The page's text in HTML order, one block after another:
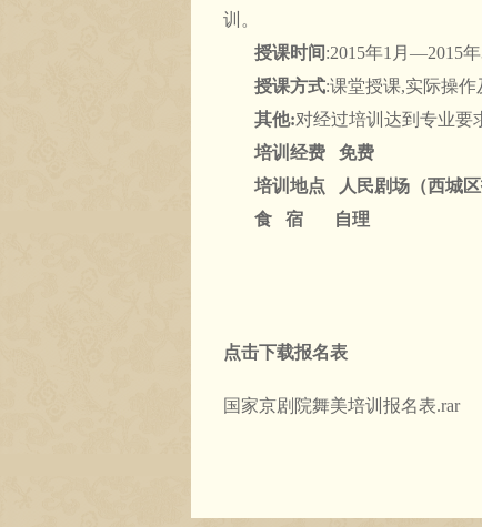
训。
授课时间:2015年1月—2015年
授课方式:课堂授课,实际操作
其他:对经过培训达到专业要
培训经费
免费
培训地点
人民剧场 （西城区
食
宿 自理
国家
点击下载报名表
国家京剧院舞美培训报名表.rar